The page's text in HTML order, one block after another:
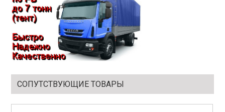
СОПУТСТВУЮЩИЕ ТОВАРЫ